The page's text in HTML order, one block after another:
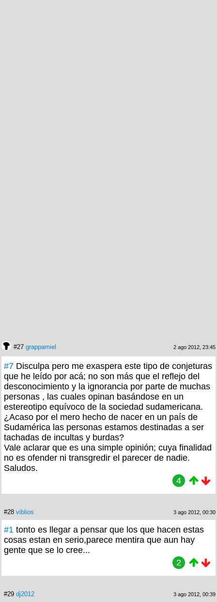
#27 grappamiel 2 ago 2012, 23:45
#7 Disculpa pero me exaspera este tipo de conjeturas
que he leído por acá; no son más que el reflejo del
desconocimiento y la ignorancia por parte de muchas
personas , las cuales opinan basándose en un
estereotipo equívoco de la sociedad sudamericana.
¿Acaso por el mero hecho de nacer en un país de
Sudamérica las personas estamos destinadas a ser
tachadas de incultas y burdas?
Vale aclarar que es una simple opinión; cuya finalidad
no es ofender ni transgredir el parecer de nadie.
Saludos.
4
#28 viblios 3 ago 2012, 00:30
#1 tonto es llegar a pensar que los que hacen estas
cosas estan en serio,parece mentira que aun hay
gente que se lo cree...
2
#29 dj2012 3 ago 2012, 00:39